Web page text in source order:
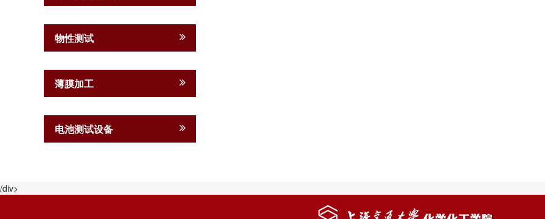
物性测试
薄膜加工
电池测试设备
/div>